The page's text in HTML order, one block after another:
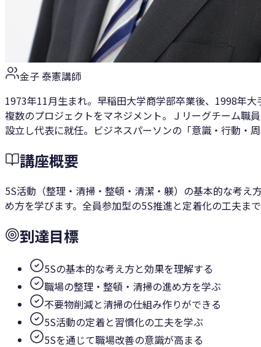
金子 泰憲講師
1973年11月生まれ。早稲田大学商学部卒業後、1998年
複数のプロジェクトをマネジメント。Ｊリーグチーム職
設立し代表に就任。ビジネスパーソンの「意識・行動・
講座概要
5S活動（整理・清掃・整頓・清潔・躾）の基本的な考え
め方を学びます。全員参加型の5S推進と定着化の工夫ま
到達目標
5Sの基本的な考え方と効果を理解する
職場の整理・整頓・清掃の進め方を学ぶ
不要物削減と清掃の仕組み作りができる
5S活動の定着と習慣化の工夫を学ぶ
5Sを通じて職場改善の意識が高まる